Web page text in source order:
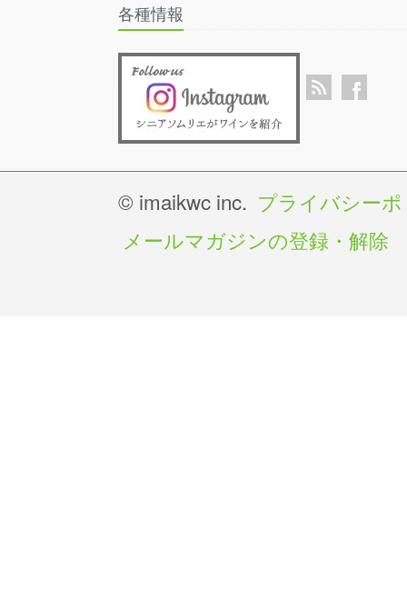
各種情報
© imaikwc inc. プライバシー
メールマガジンの登録・解除